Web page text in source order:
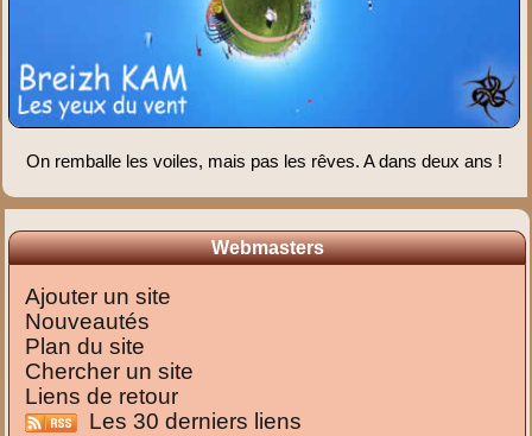
On remballe les voiles, mais pas les rêves. A dans deux ans !
Webmasters
Ajouter un site
Nouveautés
Plan du site
Chercher un site
Liens de retour
Les 30 derniers liens